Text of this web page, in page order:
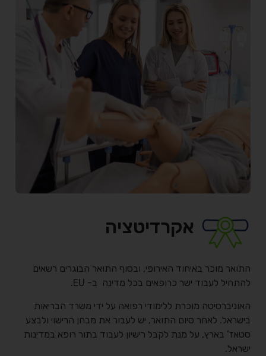
אקרדיטציה
התואר מוכר באיחוד האירופי, ובסוף התואר הבוגרים רשאים
להתחיל לעבוד ישר כרופאים בכל מדינה ב- EU.
האוניברסיטה מוכרת ללימודי רפואה על ידי משרד הבריאות
בישראל. לאחר סיום התואר, יש לעבור את מבחן הרישוי ולבצע
סטאז’ בארץ, על מנת לקבל רישיון לעבוד בתור רופא במדינות
ישראל.